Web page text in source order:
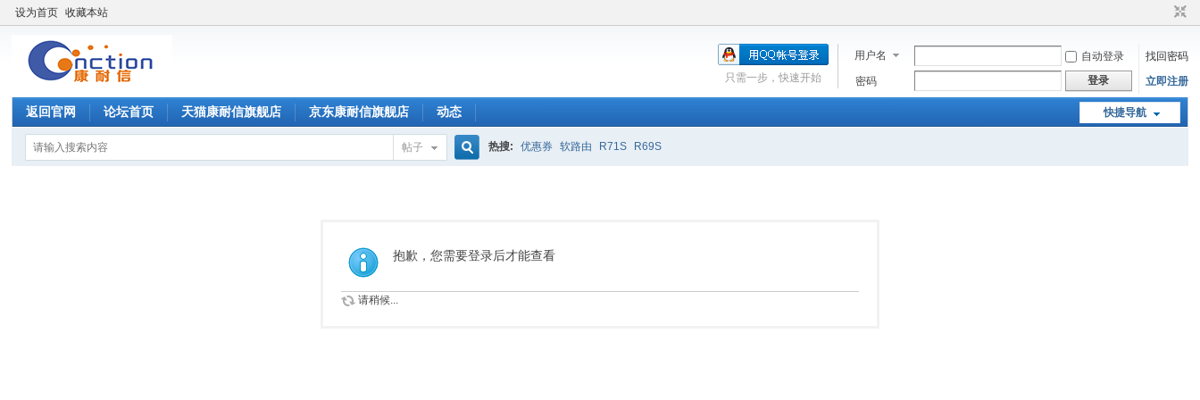
设为首页 收藏本站
用户名 自动登录
找回密码
密码
登录 立即注册
只需一步，快速开始
快捷导航
返回官网 论坛首页 天猫康耐信旗舰店 京东康耐信旗舰店 动态
帖子
索
热搜: 优惠券 软路由 R71S R69S
抱歉，您需要登录后才能查看
请稍候...